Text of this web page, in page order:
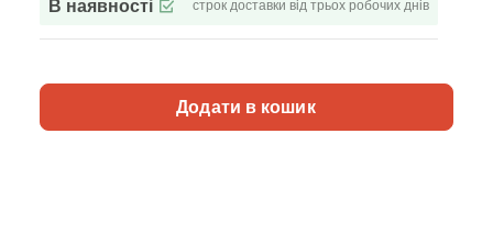
В наявності строк доставки від трьох робочих днів
Додати в кошик